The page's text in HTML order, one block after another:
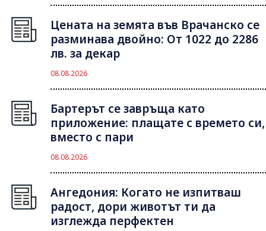
Цената на земята във Врачанско се
разминава двойно: От 1022 до 2286
лв. за декар
08.08.2026
Бартерът се завръща като
приложение: плащате с времето си,
вместо с пари
08.08.2026
Ангедония: Когато не изпитваш
радост, дори животът ти да
изглежда перфектен